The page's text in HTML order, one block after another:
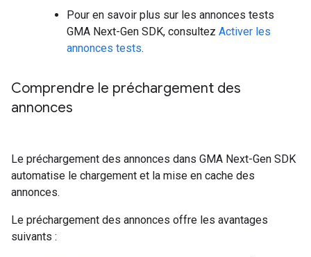
Pour en savoir plus sur les annonces tests
GMA Next-Gen SDK, consultez Activer les
annonces tests.
Comprendre le préchargement des
annonces
Le préchargement des annonces dans GMA Next-Gen SDK
automatise le chargement et la mise en cache des
annonces.
Le préchargement des annonces offre les avantages
suivants :